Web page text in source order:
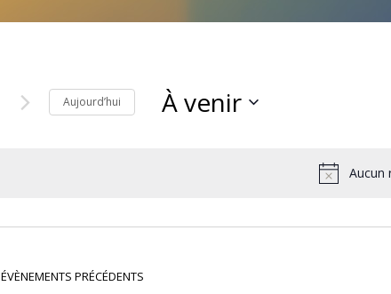
Aucun
Aujourd’hui À venir
ÉVÈNEMENTS PRÉCÉDENTS